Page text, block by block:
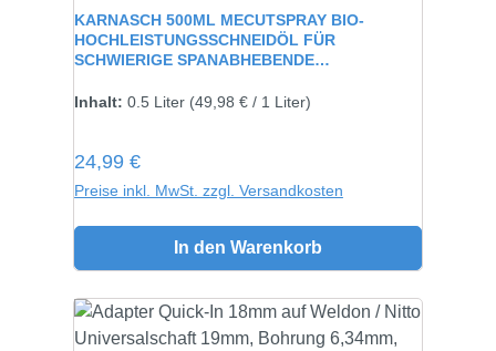
KARNASCH 500ML MECUTSPRAY BIO-
HOCHLEISTUNGSSCHNEIDÖL FÜR
SCHWIERIGE SPANABHEBENDE
Inhalt: 0.5 Liter (49,98 € / 1 Liter)
Regulärer Preis:
24,99 €
Preise inkl. MwSt. zzgl. Versandkosten
In den Warenkorb